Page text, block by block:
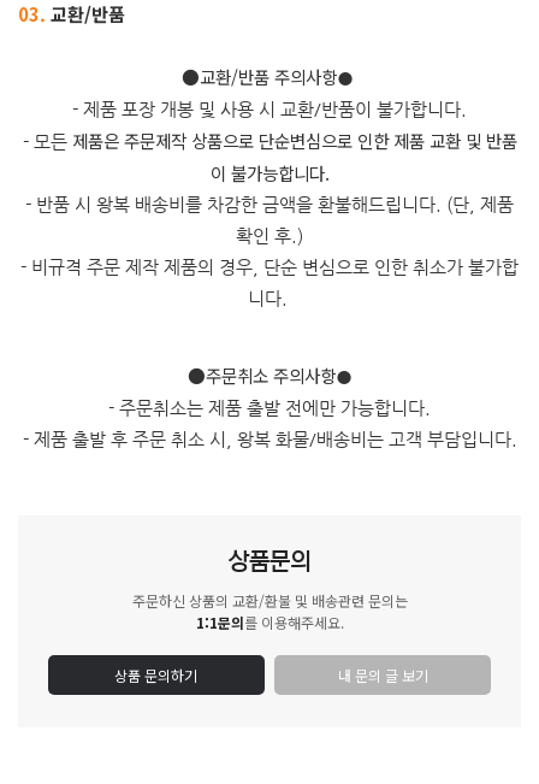
03. 교환/반품
​●교환/반품 주의사항●
- 제품 포장 개봉 및 사용 시 교환/반품이 불가합니다.
- 모든 제품은 주문제작 상품으로 단순변심으로 인한 제품 교환 및 반품
이 불가능합니다.
- 반품 시 왕복 배송비를 차감한 금액을 환불해드립니다. (단, 제품
확인 후.)
- 비규격 주문 제작 제품의 경우, 단순 변심으로 인한 취소가 불가합
니다.
●주문취소 주의사항●
- 주문취소는 제품 출발 전에만 가능합니다.
- 제품 출발 후 주문 취소 시, 왕복 화물/배송비는 고객 부담입니다.
상품문의
주문하신 상품의 교환/환불 및 배송관련 문의는
1:1문의를 이용해주세요.
상품 문의하기 내 문의 글 보기